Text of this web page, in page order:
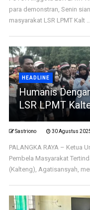
para demonstran, Senin
masyarakat LSR LPMT Kalt ...
HEADLINE
Humanis
LSR LPMT
Sastriono 30 Agustus
PALANGKA RAYA – Ketua
Pembela Masyarakat
(Kalteng), Agatisansyah,